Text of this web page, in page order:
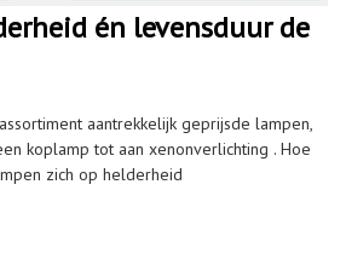
én levensduur de
aantrekkelijk geprijsde lampen,
koplamp tot aan xenonverlichting . Hoe
zich op helderheid